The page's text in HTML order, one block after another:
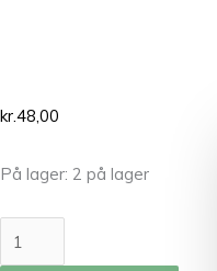
kr.48,00
På lager: 2 på lager